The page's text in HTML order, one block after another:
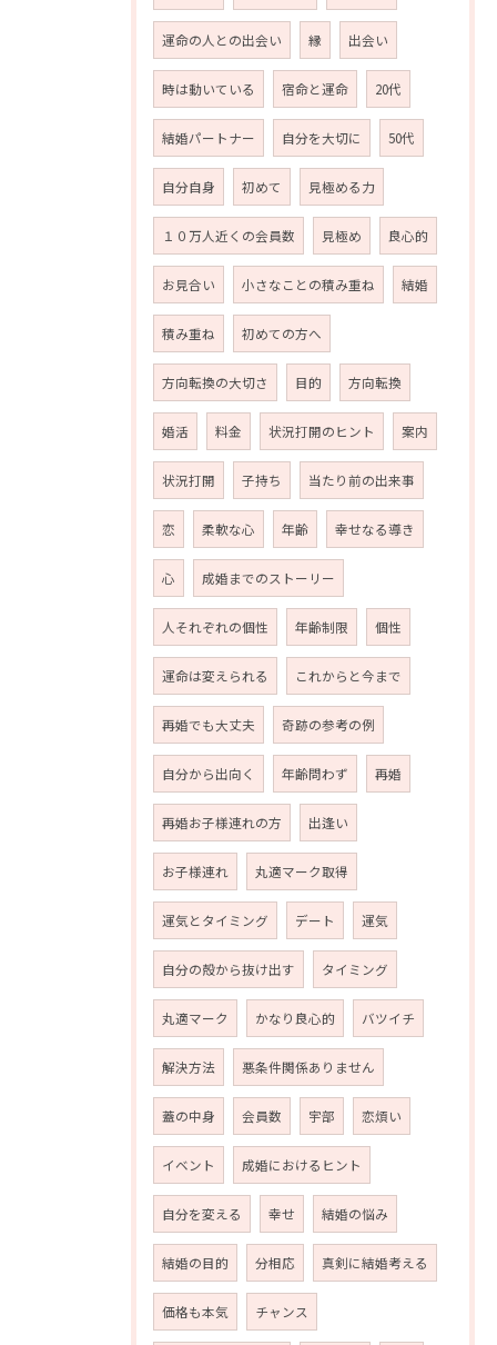
運命の人との出会い 縁 出会い
時は動いている 宿命と運命 20代
結婚パートナー 自分を大切に 50代
自分自身 初めて 見極める力
１０万人近くの会員数 見極め 良心的
お見合い 小さなことの積み重ね 結婚
積み重ね 初めての方へ
方向転換の大切さ 目的 方向転換
婚活 料金 状況打開のヒント 案内
状況打開 子持ち 当たり前の出来事
恋 柔軟な心 年齢 幸せなる導き
心 成婚までのストーリー
人それぞれの個性 年齢制限 個性
運命は変えられる これからと今まで
再婚でも大丈夫 奇跡の参考の例
自分から出向く 年齢問わず 再婚
再婚お子様連れの方 出逢い
お子様連れ 丸適マーク取得
運気とタイミング デート 運気
自分の殻から抜け出す タイミング
丸適マーク かなり良心的 バツイチ
解決方法 悪条件関係ありません
蓋の中身 会員数 宇部 恋煩い
イベント 成婚におけるヒント
自分を変える 幸せ 結婚の悩み
結婚の目的 分相応 真剣に結婚考える
価格も本気 チャンス